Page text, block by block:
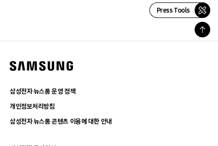
Press Tools
삼성전자 뉴스룸 운영 정책
개인정보처리방침
삼성전자 뉴스룸 콘텐츠 이용에 대한 안내